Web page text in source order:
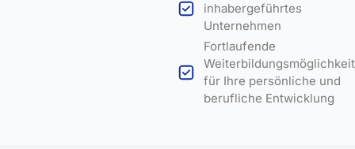
inhabergeführtes
Unternehmen
Fortlaufende
für Ihre persönliche und
berufliche Entwicklung